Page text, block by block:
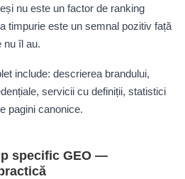
nu este un factor de ranking
timpurie este un semnal pozitiv față
nu îl au.
include: descrierea brandului,
servicii cu definiții, statistici
pagini canonice.
specific GEO —